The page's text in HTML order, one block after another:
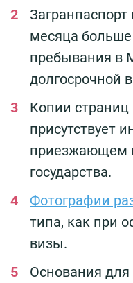
Загранпаспорт
месяца больше
пребывания в
долгосрочной
Копии страниц
присутствует
приезжающем
государства.
Фотографии
типа, как при
визы.
Основания для